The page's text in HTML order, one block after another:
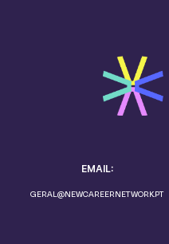
EMAIL:
GERAL@NEWCAREERNETWORK.PT